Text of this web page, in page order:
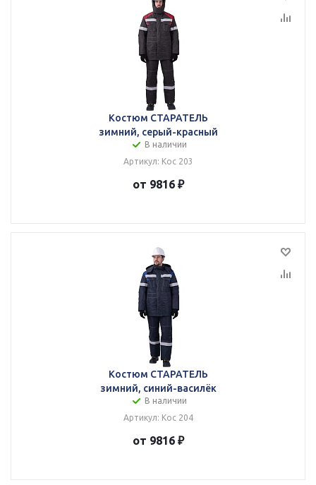
Костюм СТАРАТЕЛЬ
зимний, серый-красный
В наличии
Артикул: Кос 203
от 9816 ₽
Костюм СТАРАТЕЛЬ
зимний, синий-василёк
В наличии
Артикул: Кос 204
от 9816 ₽